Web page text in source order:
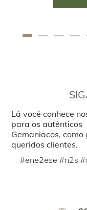
Lá você conhece
para os autênticos
Gemaniacos,
queridos clientes.
#ene2ese #n2s